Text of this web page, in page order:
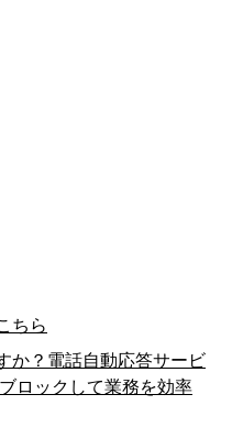
ちら
か？電話自動応答サービ
ロックして業務を効率